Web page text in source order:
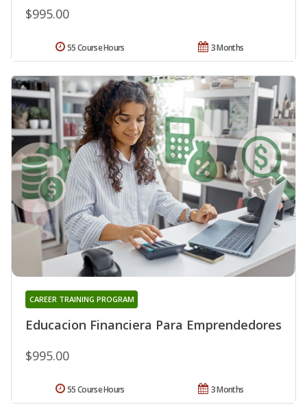
$995.00
3 Months
55 Course Hours
Educacion Financiera Para Emprendedores
CAREER TRAINING PROGRAM
$995.00
3 Months
55 Course Hours